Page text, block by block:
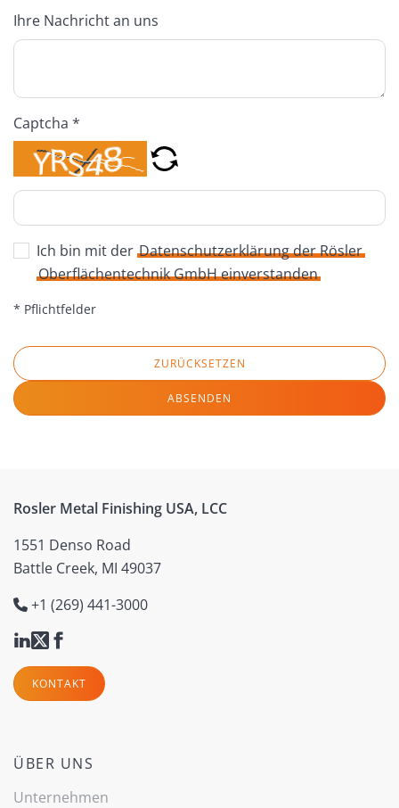
Ihre Nachricht an uns
Captcha *
Ich bin mit der Datenschutzerklärung der Rösler
Oberflächentechnik GmbH einverstanden
* Pflichtfelder
ZURÜCKSETZEN
ABSENDEN
Rosler Metal Finishing USA, LCC
1551 Denso Road
Battle Creek, MI 49037
+1 (269) 441-3000
KONTAKT
ÜBER UNS
Unternehmen